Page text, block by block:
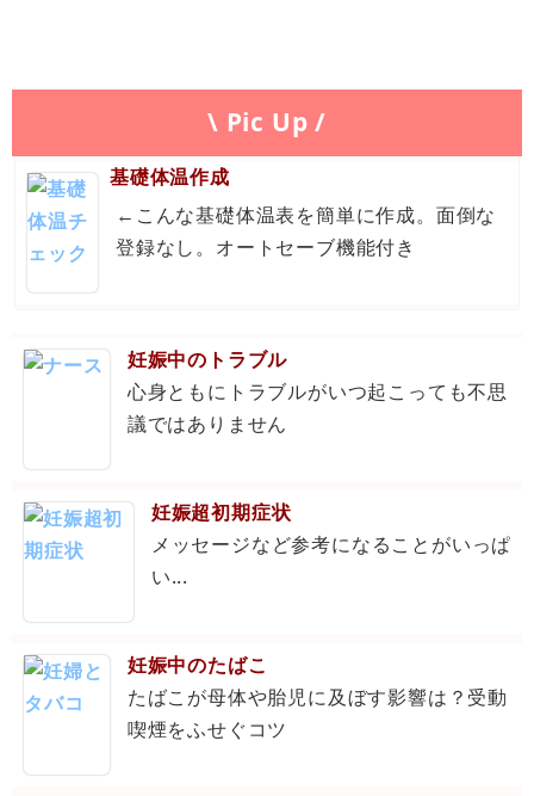
\ Pic Up /
基礎体温作成
←こんな基礎体温表を簡単に作成。面倒な
登録なし。オートセーブ機能付き
妊娠中のトラブル
心身ともにトラブルがいつ起こっても不思
議ではありません
妊娠超初期症状
メッセージなど参考になることがいっぱ
い...
妊娠中のたばこ
たばこが母体や胎児に及ぼす影響は？受動
喫煙をふせぐコツ